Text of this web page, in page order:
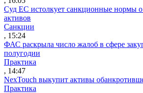
Суд ЕС истолкует санкционные нормы о
активов
Санкции
, 15:24
ФАС раскрыла число жалоб в сфере
полугодии
Практика
, 14:47
NexTouch выкупит активы
Практика